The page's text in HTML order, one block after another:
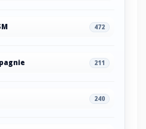
472
211
240